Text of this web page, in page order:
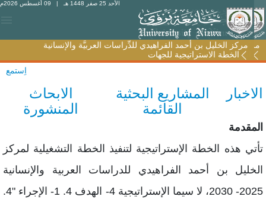
الأحد 25 صفر 1448 هـ | 09 أغسطس 2026م
مركز الخليل بن أحمد الفراهيدي للدِّراسات العربيَّة والإنسانية
الخطة الاستراتيجية للجهات
مركز الخليل بن أحمد الفراهيدي للدِّراسات العربيَّة والإنسانية
الخطة الاستراتيجية للجهات
اِستمع
المشاريع البحثية
القائمة
الابحاث
المنشورة
هذه الخطة الإستراتيجية لتنفيذ الخطة التشغيلية لمركز
بن أحمد الفراهيدي للدراسات العربية والإنسانية
2025- 2030، لا سيما الإستراتيجية 4- الهدف 4. 1- الإجراء "4.